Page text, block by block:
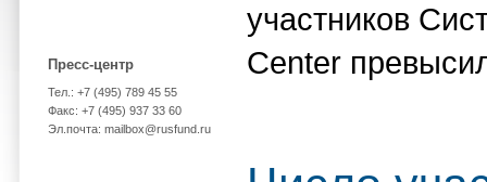
Пресс-центр
Тел.: +7 (495) 789 45 55
Факс: +7 (495) 937 33 60
Эл.почта: mailbox@rusfund.ru
участников
Center